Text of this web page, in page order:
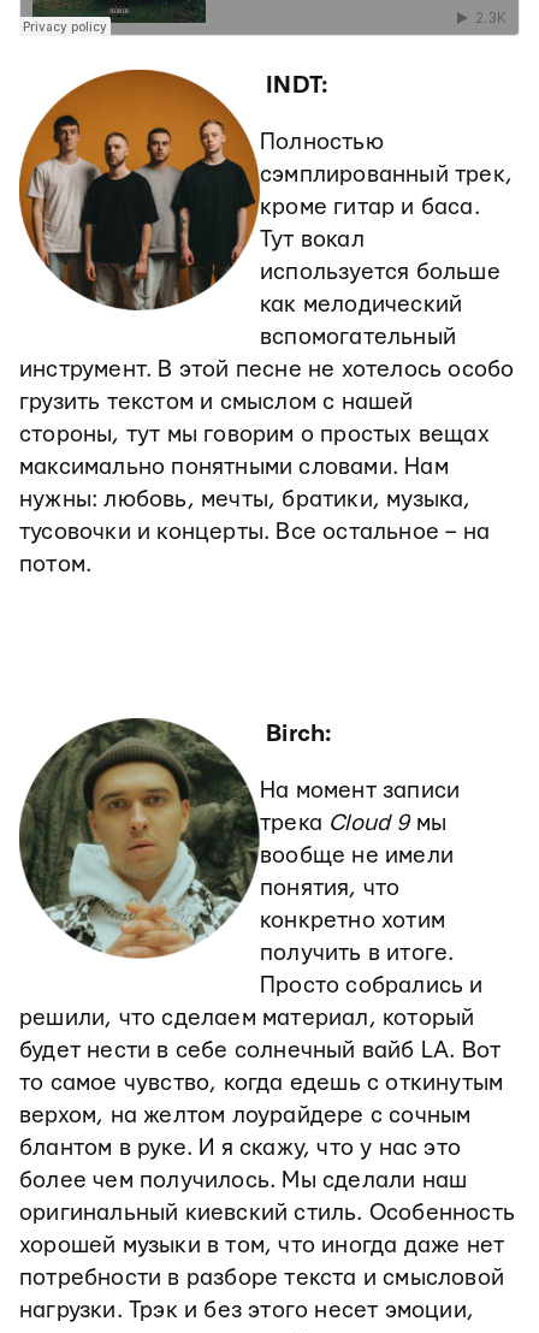
INDT:
Полностью
сэмплированный трек,
кроме гитар и баса.
Тут вокал
используется больше
как мелодический
вспомогательный
инструмент. В этой песне не хотелось особо
грузить текстом и смыслом с нашей
стороны, тут мы говорим о простых вещах
максимально понятными словами. Нам
нужны: любовь, мечты, братики, музыка,
тусовочки и концерты. Все остальное – на
потом.
Birch:
На момент записи
трека Cloud 9мы
вообще не имели
понятия, что
конкретно хотим
получить в итоге.
Просто собрались и
решили, что сделаем материал, который
будет нести в себе солнечный вайб LA. Вот
то самое чувство, когда едешь с откинутым
верхом, на желтом лоурайдере с сочным
блантом в руке. И я скажу, что у нас это
более чем получилось. Мы сделали наш
оригинальный киевский стиль. Особенность
хорошей музыки в том, что иногда даже нет
потребности в разборе текста и смысловой
нагрузки. Трэк и без этого несет эмоции,